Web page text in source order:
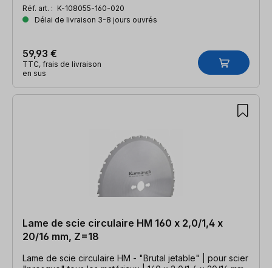
Réf. art. : K-108055-160-020
Délai de livraison 3-8 jours ouvrés
59,93 €
TTC, frais de livraison
en sus
Lame de scie circulaire HM 160 x 2,0/1,4 x
20/16 mm, Z=18
Lame de scie circulaire HM - "Brutal jetable" | pour scier